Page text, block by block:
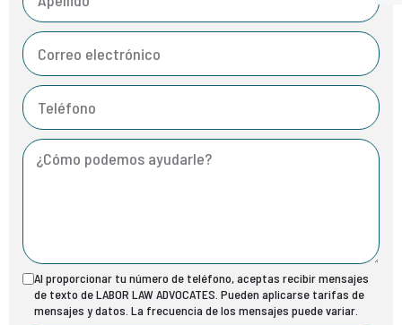
Al proporcionar tu número de teléfono, aceptas recibir mensajes
de texto de LABOR LAW ADVOCATES. Pueden aplicarse tarifas de
mensajes y datos. La frecuencia de los mensajes puede variar.